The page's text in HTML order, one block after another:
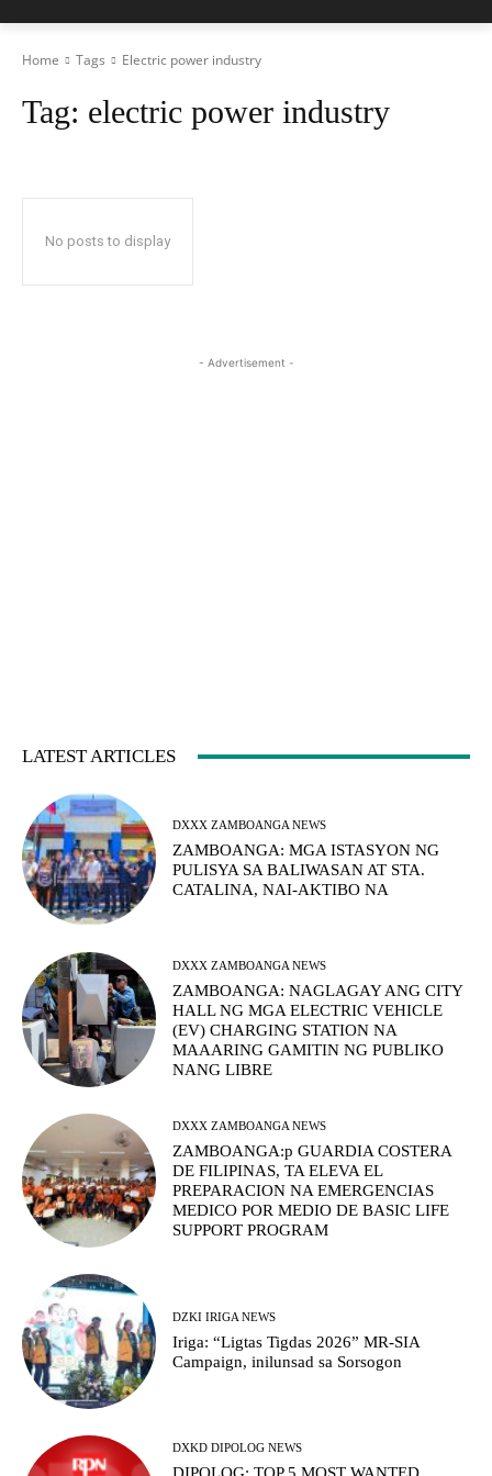
Home Tags Electric power industry
Tag: electric power industry
No posts to display
- Advertisement -
LATEST ARTICLES
DXXX ZAMBOANGA NEWS
ZAMBOANGA: MGA ISTASYON NG
PULISYA SA BALIWASAN AT STA.
CATALINA, NAI-AKTIBO NA
DXXX ZAMBOANGA NEWS
ZAMBOANGA: NAGLAGAY ANG CITY
HALL NG MGA ELECTRIC VEHICLE
(EV) CHARGING STATION NA
MAAARING GAMITIN NG PUBLIKO
NANG LIBRE
DXXX ZAMBOANGA NEWS
ZAMBOANGA:p GUARDIA COSTERA
DE FILIPINAS, TA ELEVA EL
PREPARACION NA EMERGENCIAS
MEDICO POR MEDIO DE BASIC LIFE
SUPPORT PROGRAM
DZKI IRIGA NEWS
Iriga: “Ligtas Tigdas 2026” MR-SIA
Campaign, inilunsad sa Sorsogon
DXKD DIPOLOG NEWS